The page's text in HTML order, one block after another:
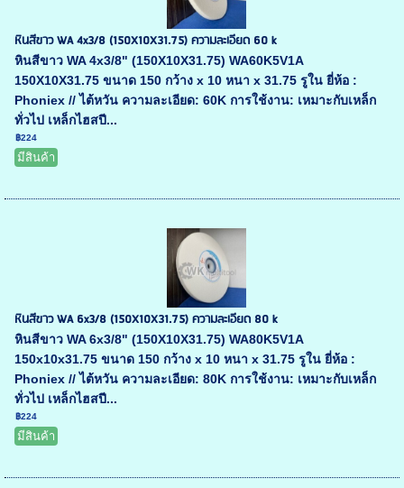
หินสีขาว WA 4x3/8 (150X10X31.75) ความละเอียด 60 k
หินสีขาว WA 4x3/8" (150X10X31.75) WA60K5V1A
150X10X31.75 ขนาด 150 กว้าง x 10 หนา x 31.75 รูใน ยี่ห้อ :
Phoniex // ไต้หวัน ความละเอียด: 60K การใช้งาน: เหมาะกับเหล็ก
ทั่วไป เหล็กไฮสปี...
฿224
มีสินค้า
หินสีขาว WA 6x3/8 (150X10X31.75) ความละเอียด 80 k
หินสีขาว WA 6x3/8" (150X10X31.75) WA80K5V1A
150x10x31.75 ขนาด 150 กว้าง x 10 หนา x 31.75 รูใน ยี่ห้อ :
Phoniex // ไต้หวัน ความละเอียด: 80K การใช้งาน: เหมาะกับเหล็ก
ทั่วไป เหล็กไฮสปี...
฿224
มีสินค้า